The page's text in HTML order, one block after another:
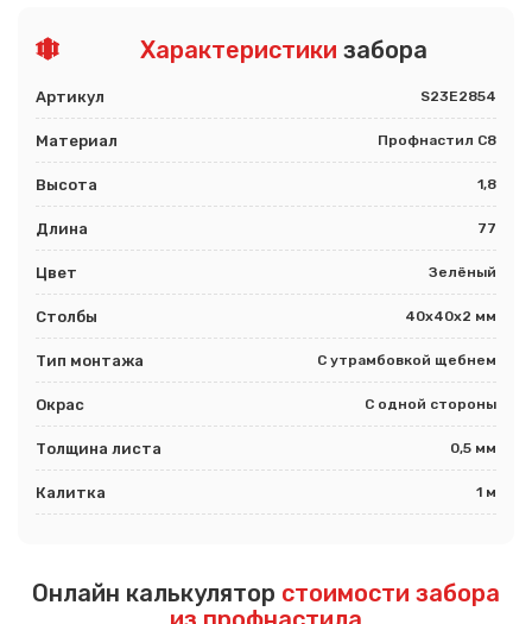
Характеристики забора
Артикул S23E2854
Материал Профнастил С8
Высота 1,8
Длина 77
Цвет Зелёный
Столбы 40х40х2 мм
Тип монтажа С утрамбовкой щебнем
Окрас С одной стороны
Толщина листа 0,5 мм
Калитка 1 м
Онлайн калькулятор стоимости забора